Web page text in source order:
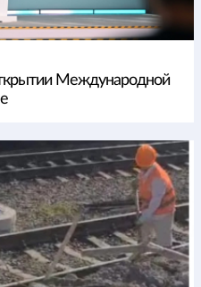
Международной